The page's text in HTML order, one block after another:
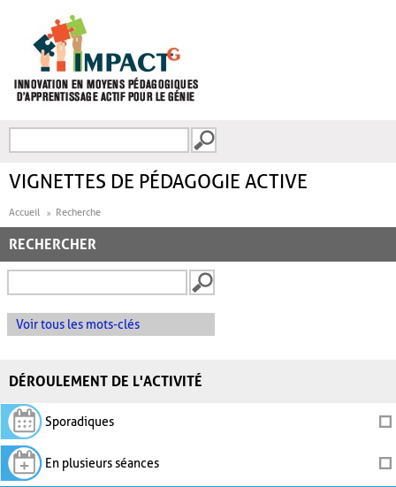
FORMULAIRE DE
VIGNETTES DE PÉDAGOGIE ACTIVE
Accueil Recherche
RECHERCHER
Voir tous les mots-clés
DÉROULEMENT DE L'ACTIVITÉ
Sporadiques
En plusieurs séances